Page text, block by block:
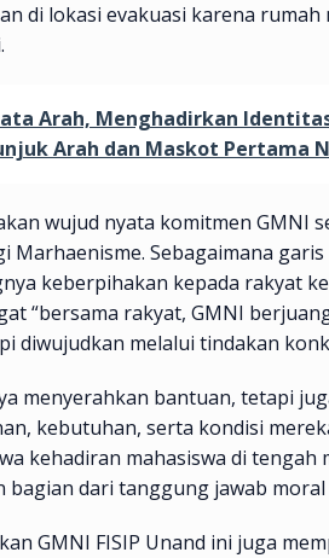
di lokasi evakuasi karena
Arah, Menghadirkan
Arah dan Maskot Pertama
wujud nyata komitmen GMNI
Marhaenisme. Sebagaimana
keberpihakan kepada rakyat
“bersama rakyat, GMNI
diwujudkan melalui tindakan
menyerahkan bantuan, tetapi
kebutuhan, serta kondisi
kehadiran mahasiswa di tengah
bagian dari tanggung jawab
GMNI FISIP Unand ini juga